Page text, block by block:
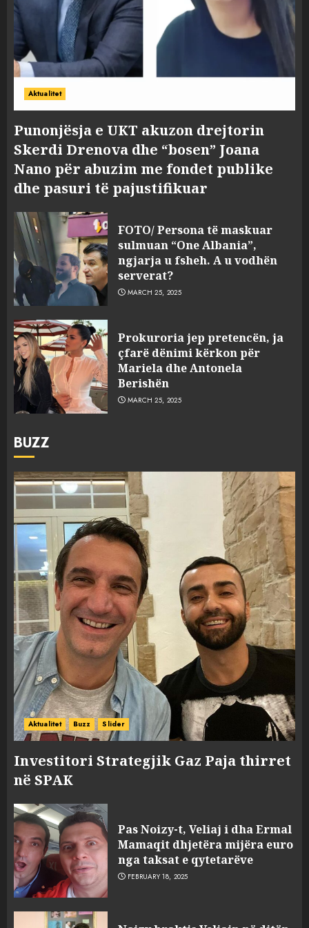
Aktualitet
Punonjësja e UKT akuzon drejtorin
Skerdi Drenova dhe “bosen” Joana
Nano për abuzim me fondet publike
dhe pasuri të pajustifikuar
FOTO/ Persona të maskuar
sulmuan “One Albania”,
ngjarja u fsheh. A u vodhën
serverat?
MARCH 25, 2025
Prokuroria jep pretencën, ja
çfarë dënimi kërkon për
Mariela dhe Antonela
Berishën
MARCH 25, 2025
BUZZ
Aktualitet Buzz Slider
Investitori Strategjik Gaz Paja thirret
në SPAK
Pas Noizy-t, Veliaj i dha Ermal
Mamaqit dhjetëra mijëra euro
nga taksat e qytetarëve
FEBRUARY 18, 2025